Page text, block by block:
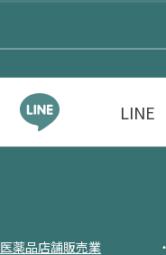
LINE
医薬品店舗販売業